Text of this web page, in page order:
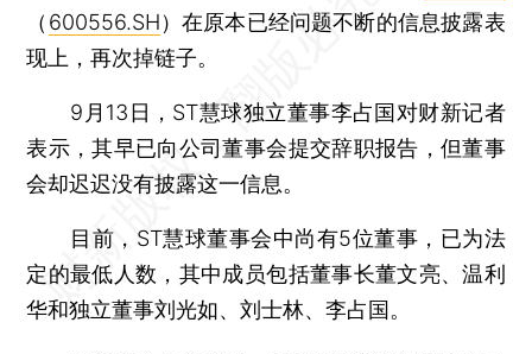
（ 600556.SH）在原本已经问题不断的信息披露表
现上，再次掉链子。
9月13日，ST慧球独立董事李占国对财新记者
表示，其早已向公司董事会提交辞职报告，但董事
会却迟迟没有披露这一信息。
目前，ST慧球董事会中尚有5位董事，已为法
定的最低人数，其中成员包括董事长董文亮、温利
华和独立董事刘光如、刘士林、李占国。